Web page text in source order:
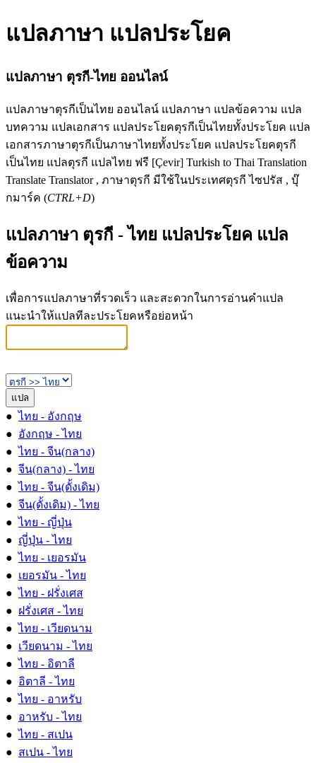
แปลภาษา แปลประโยค
แปลภาษา ตุรกี-ไทย ออนไลน์
แปลภาษาตุรกีเป็นไทย ออนไลน์ แปลภาษา แปลข้อความ แปล
บทความ แปลเอกสาร แปลประโยคตุรกีเป็นไทยทั้งประโยค แปล
เอกสารภาษาตุรกีเป็นภาษาไทยทั้งประโยค แปลประโยคตุรกี
เป็นไทย แปลตุรกี แปลไทย ฟรี [Çevir] Turkish to Thai Translation
Translate Translator , ภาษาตุรกี มีใช้ในประเทศตุรกี ไซปรัส , บุ๊
กมาร์ค (CTRL+D)
แปลภาษา ตุรกี - ไทย แปลประโยค แปล
ข้อความ
เพื่อการแปลภาษาที่รวดเร็ว และสะดวกในการอ่านคำแปล
แนะนำให้แปลทีละประโยคหรือย่อหน้า
●ไทย - อังกฤษ
● อังกฤษ - ไทย
●ไทย - จีน(กลาง)
● จีน(กลาง) - ไทย
●ไทย - จีน(ดั้งเดิม)
● จีน(ดั้งเดิม) - ไทย
●ไทย - ญี่ปุ่น
● ญี่ปุ่น - ไทย
●ไทย - เยอรมัน
● เยอรมัน - ไทย
●ไทย - ฝรั่งเศส
● ฝรั่งเศส - ไทย
●ไทย - เวียดนาม
● เวียดนาม - ไทย
●ไทย - อิตาลี
● อิตาลี - ไทย
●ไทย - อาหรับ
● อาหรับ - ไทย
●ไทย - สเปน
● สเปน - ไทย